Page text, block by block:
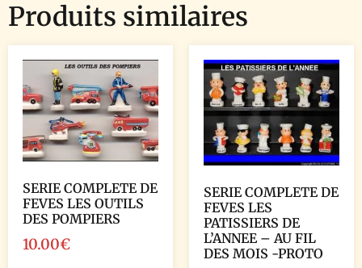
Produits similaires
SERIE COMPLETE DE
FEVES LES OUTILS
DES POMPIERS
10.00€
SERIE COMPLETE DE
FEVES LES
PATISSIERS DE
L’ANNEE – AU FIL
DES MOIS -PROTO